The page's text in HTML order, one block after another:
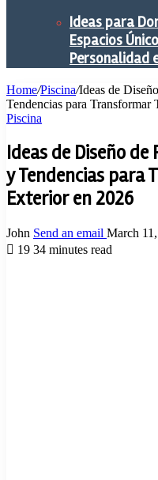
Ideas para
Espacios
Personalidad
Home/Piscina/Ideas de
Tendencias para
Piscina
Ideas de Diseño de
y Tendencias para
Exterior en 2026
John Send an email March
19 34 minutes read